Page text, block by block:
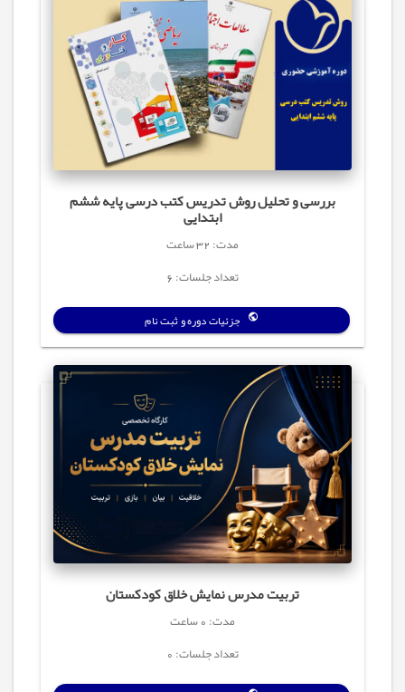
بررسی و تحلیل روش تدریس کتب درسی پایه ششم
ابتدایی
مدت: 32 ساعت
تعداد جلسات: 6
جزئیات دوره و ثبت نام
تربیت مدرس نمایش خلاق کودکستان
مدت: 0 ساعت
تعداد جلسات: 0